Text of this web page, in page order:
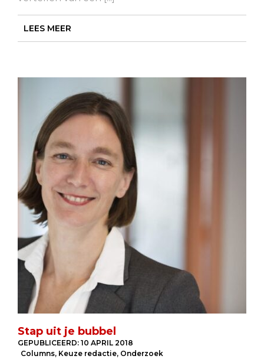
LEES MEER
Stap uit je bubbel
GEPUBLICEERD: 10 APRIL 2018
Columns, Keuze redactie, Onderzoek